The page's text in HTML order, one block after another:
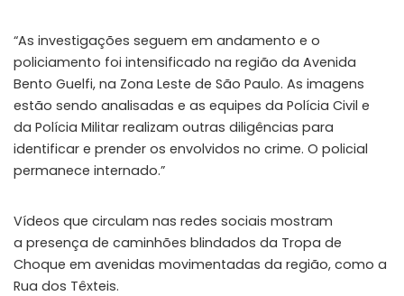
“As investigações seguem em andamento e o
policiamento foi intensificado na região da Avenida
Bento Guelfi, na Zona Leste de São Paulo. As imagens
estão sendo analisadas e as equipes da Polícia Civil e
da Polícia Militar realizam outras diligências para
identificar e prender os envolvidos no crime. O policial
permanece internado.”
Vídeos que circulam nas redes sociais mostram
a presença de caminhões blindados da Tropa de
Choque em avenidas movimentadas da região, como a
Rua dos Têxteis.